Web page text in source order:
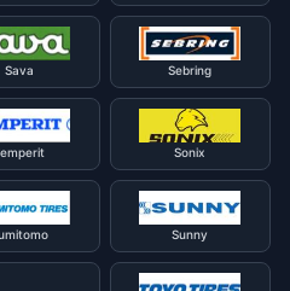
Sava Sebring
Sonix
Sunny